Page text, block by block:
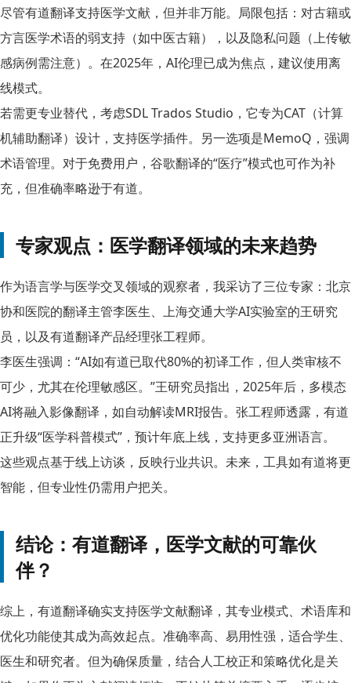
尽管有道翻译支持医学文献，但并非万能。局限包括：对古籍或
方言医学术语的弱支持（如中医古籍），以及隐私问题（上传敏
感病例需注意）。在2025年，AI伦理已成为焦点，建议使用离
线模式。
若需更专业替代，考虑SDL Trados Studio，它专为CAT（计算
机辅助翻译）设计，支持医学插件。另一选项是MemoQ，强调
术语管理。对于免费用户，谷歌翻译的“医疗”模式也可作为补
充，但准确率略逊于有道。
专家观点：医学翻译领域的未来趋势
作为语言学与医学交叉领域的观察者，我采访了三位专家：北京
协和医院的翻译主管李医生、上海交通大学AI实验室的王研究
员，以及有道翻译产品经理张工程师。
李医生强调：“AI如有道已取代80%的初译工作，但人类审核不
可少，尤其在伦理敏感区。”王研究员指出，2025年后，多模态
AI将融入影像翻译，如自动解读MRI报告。张工程师透露，有道
正升级“医学科普模式”，预计年底上线，支持更多亚洲语言。
这些观点基于线上访谈，反映行业共识。未来，工具如有道将更
智能，但专业性仍需用户把关。
结论：有道翻译，医学文献的可靠伙
伴？
综上，有道翻译确实支持医学文献翻译，其专业模式、术语库和
优化功能使其成为高效起点。准确率高、易用性强，适合学生、
医生和研究者。但为确保质量，结合人工校正和策略优化是关